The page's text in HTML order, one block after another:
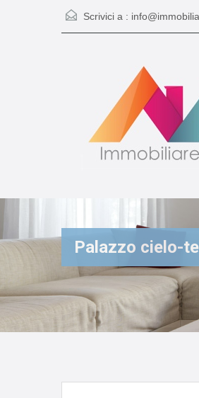
Scrivici a :
Palazzo cielo-